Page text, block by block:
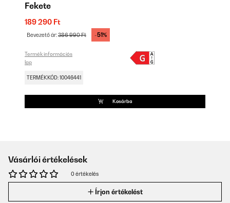
Fekete
189 290 Ft
Bevezető ár:386 990 Ft -51%
Termék információs
lap
TERMÉKKÓD: 10046441
Kosárba
Vásárlói értékelések
0 értékelés
Írjon értékelést